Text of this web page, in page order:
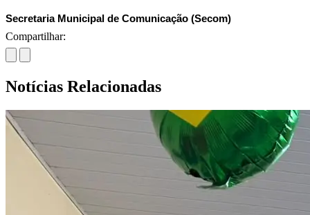
Secretaria Municipal de Comunicação (Secom)
Compartilhar:
Notícias Relacionadas